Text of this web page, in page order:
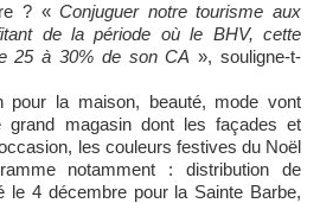
? «Conjuguer notre tourisme aux
de la période où le BHV, cette
25 à 30% de son CA », souligne-t-
pour la maison, beauté, mode vont
grand magasin dont les façades et
les couleurs festives du Noël
notamment : distribution de
le 4 décembre pour la Sainte Barbe,